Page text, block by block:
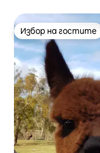
Избор на гостите
Избор на гостите